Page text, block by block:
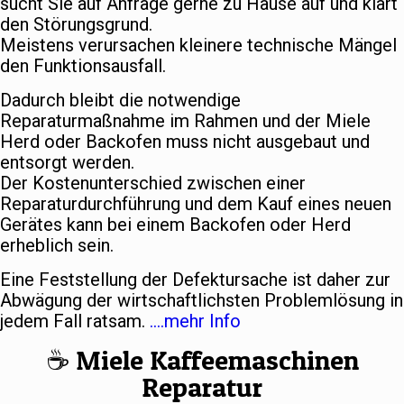
den Störungsgrund.
Meistens verursachen kleinere technische Mängel
den Funktionsausfall.
Dadurch bleibt die notwendige
Reparaturmaßnahme im Rahmen und der Miele
Herd oder Backofen muss nicht ausgebaut und
entsorgt werden.
Der Kostenunterschied zwischen einer
Reparaturdurchführung und dem Kauf eines neuen
Gerätes kann bei einem Backofen oder Herd
erheblich sein.
Eine Feststellung der Defektursache ist daher zur
Abwägung der wirtschaftlichsten Problemlösung in
jedem Fall ratsam. ….mehr Info
☕️ Miele Kaffeemaschinen
Reparatur